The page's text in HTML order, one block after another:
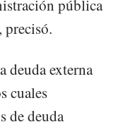
pública
deuda externa
cuales
de deuda